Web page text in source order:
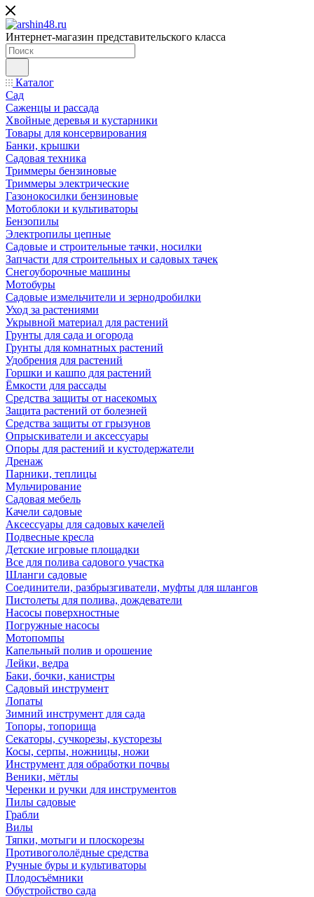
Интернет-магазин представительского класса
Каталог
Сад
Саженцы и рассада
Хвойные деревья и кустарники
Товары для консервирования
Банки, крышки
Садовая техника
Триммеры бензиновые
Триммеры электрические
Газонокосилки бензиновые
Мотоблоки и культиваторы
Бензопилы
Электропилы цепные
Садовые и строительные тачки, носилки
Запчасти для строительных и садовых тачек
Снегоуборочные машины
Мотобуры
Садовые измельчители и зернодробилки
Уход за растениями
Укрывной материал для растений
Грунты для сада и огорода
Грунты для комнатных растений
Удобрения для растений
Горшки и кашпо для растений
Ёмкости для рассады
Средства защиты от насекомых
Защита растений от болезней
Средства защиты от грызунов
Опрыскиватели и аксессуары
Опоры для растений и кустодержатели
Дренаж
Парники, теплицы
Мульчирование
Садовая мебель
Качели садовые
Аксессуары для садовых качелей
Подвесные кресла
Детские игровые площадки
Все для полива садового участка
Шланги садовые
Соединители, разбрызгиватели, муфты для шлангов
Пистолеты для полива, дождеватели
Насосы поверхностные
Погружные насосы
Мотопомпы
Капельный полив и орошение
Лейки, ведра
Баки, бочки, канистры
Садовый инструмент
Лопаты
Зимний инструмент для сада
Топоры, топорища
Секаторы, сучкорезы, кусторезы
Косы, серпы, ножницы, ножи
Инструмент для обработки почвы
Веники, мётлы
Черенки и ручки для инструментов
Пилы садовые
Грабли
Вилы
Тяпки, мотыги и плоскорезы
Противогололёдные средства
Ручные буры и культиваторы
Плодосъёмники
Обустройство сада